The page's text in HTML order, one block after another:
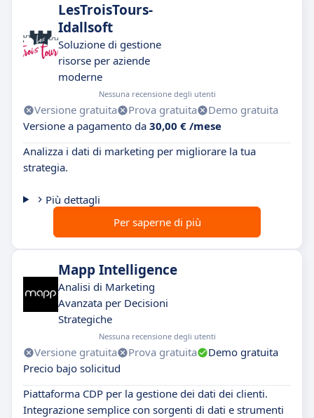
LesTroisTours-
Idallsoft
Soluzione di gestione
risorse per aziende
moderne
Nessuna recensione degli utenti
Versione gratuita Prova gratuita
Demo gratuita
Versione a pagamento da 30,00 € /mese
Analizza i dati di marketing per migliorare la tua
strategia.
Più dettagli
Per saperne di più
Mapp Intelligence
Analisi di Marketing
Avanzata per Decisioni
Strategiche
Nessuna recensione degli utenti
Versione gratuita Prova gratuita
Demo gratuita
Precio bajo solicitud
Piattaforma CDP per la gestione dei dati dei clienti.
Integrazione semplice con sorgenti di dati e strumenti